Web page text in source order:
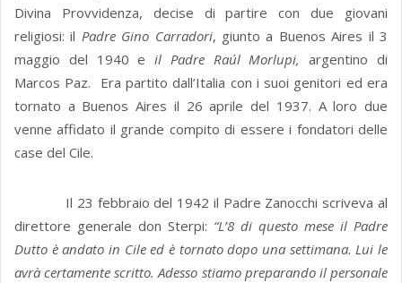
Divina Provvidenza, decise di partire con due giovani
religiosi: il Padre Gino Carradori, giunto a Buenos Aires il 3
maggio del 1940 eil Padre Raúl Morlupi,argentino di
Marcos Paz. Era partito dall’Italia con i suoi genitori ed era
tornato a Buenos Aires il 26 aprile del 1937. A loro due
venne affidato il grande compito di essere i fondatori delle
case del Cile.
Il 23 febbraio del 1942 il Padre Zanocchi scriveva al
direttore generale don Sterpi: “L’8 di questo mese il Padre
Dutto è andato in Cile ed è tornato dopo una settimana. Lui le
avrà certamente scritto. Adesso stiamo preparando il personale